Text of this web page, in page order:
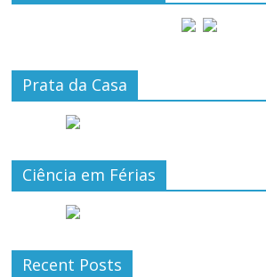
Prata da Casa
Ciência em Férias
Recent Posts